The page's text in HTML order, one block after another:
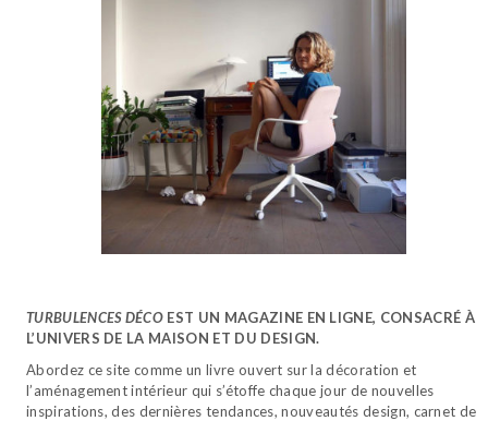
TURBULENCES DÉCO EST UN MAGAZINE EN LIGNE, CONSACRÉ À
L’UNIVERS DE LA MAISON ET DU DESIGN.
Abordez ce site comme un livre ouvert sur la décoration et
l’aménagement intérieur qui s’étoffe chaque jour de nouvelles
inspirations, des dernières tendances, nouveautés design, carnet de